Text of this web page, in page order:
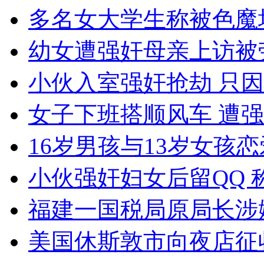
女孩北京地铁殴打老人 痛下狠手拳打脚踢
无痛分娩是否安全 医生回应
外交部：反对强权政治霸凌主义
外交部：有关国家言论片面不公正
安徽一实载49人客车翻车
多名女大学生称被色
幼女遭强奸母亲上访
小伙入室强奸抢劫 只
女子下班搭顺风车 遭
16岁男孩与13岁女孩
小伙强奸妇女后留QQ
福建一国税局原局长
美国休斯敦市向夜店